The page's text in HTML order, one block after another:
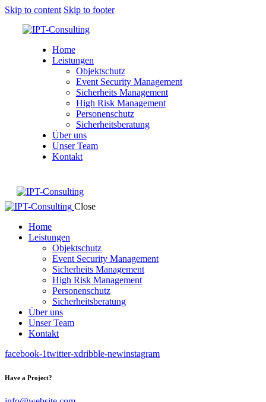
Skip to content Skip to footer
Home
Leistungen
Objektschutz
Event Security Management
Sicherheits Management
High Risk Management
Personenschutz
Sicherheitsberatung
Über uns
Unser Team
Kontakt
Close
Home
Leistungen
Objektschutz
Event Security Management
Sicherheits Management
High Risk Management
Personenschutz
Sicherheitsberatung
Über uns
Unser Team
Kontakt
facebook-1twitter-xdribble-newinstagram
Have a Project?